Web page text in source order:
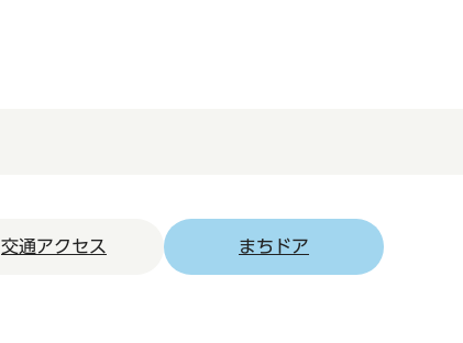
交通アクセス まちドア